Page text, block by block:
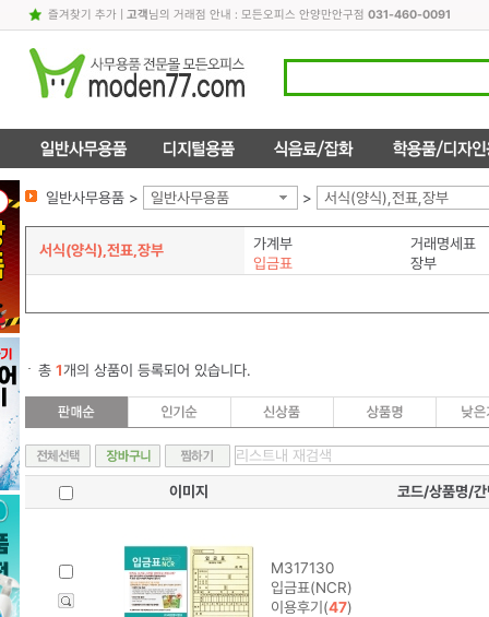
즐겨찾기 추가| 고객님의 거래점 안내 : 모든오피스 안양만안구점 031-460-0091
일반사무용품 > 일반사무용품 > 서식(양식),전표,장부
서식(양식),전표,장부 가계부
거래명세표
입금표
장부
총 1개의 상품이 등록되어 있습니다.
이미지 코드/상품명/간
M317130
입금표(NCR)
이용후기(47)